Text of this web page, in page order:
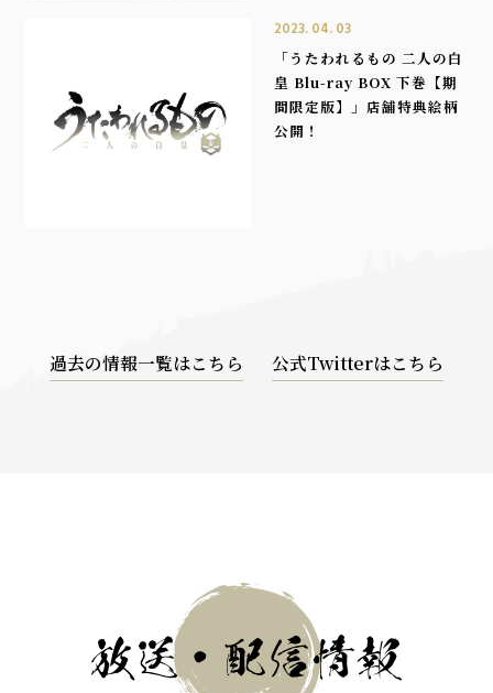
2023. 04. 03
「うたわれるもの 二人の白
皇 Blu-ray BOX 下巻【期
間限定版】」店舗特典絵柄
公開！
過去の情報一覧はこちら 公式Twitterはこちら